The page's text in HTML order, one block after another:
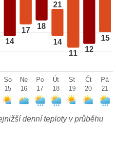
14
17 18
21
14
11 12
15
So
15
Ne
16
Po
17
Út
18
St
19
Čt
20
Pá
21
denní teploty v průběhu